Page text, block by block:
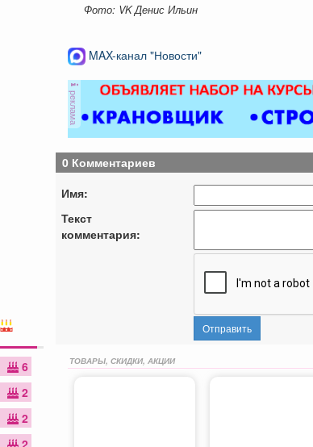
6
2
2
2
Фото: VK Денис Ильин
MAX-канал "Новости"
реклама
0 Комментариев
Имя:
Текст
комментария:
Отправить
ТОВАРЫ, СКИДКИ, АКЦИИ